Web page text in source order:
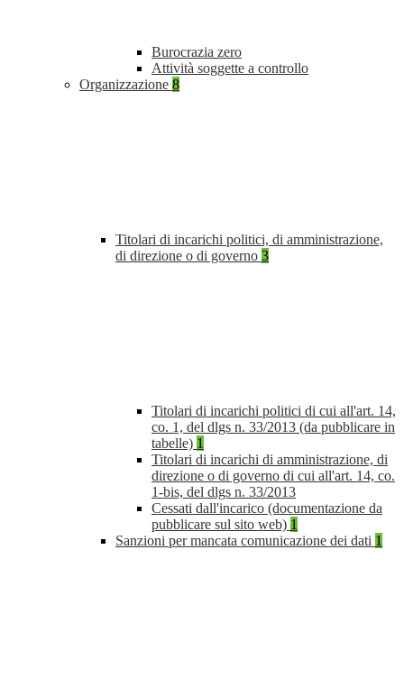
Burocrazia zero
Attività soggette a controllo
Organizzazione 8
Titolari di incarichi politici, di amministrazione,
di direzione o di governo 3
Titolari di incarichi politici di cui all'art. 14,
co. 1, del dlgs n. 33/2013 (da pubblicare in
tabelle) 1
Titolari di incarichi di amministrazione, di
direzione o di governo di cui all'art. 14, co.
1-bis, del dlgs n. 33/2013
Cessati dall'incarico (documentazione da
pubblicare sul sito web) 1
Sanzioni per mancata comunicazione dei dati 1